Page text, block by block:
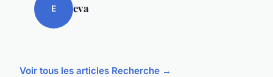
E eva
Voir tous les articles Recherche →